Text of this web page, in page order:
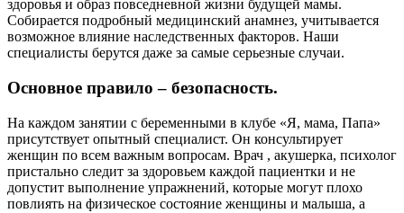
здоровья и образ повседневной жизни будущей мамы.
Собирается подробный медицинский анамнез, учитывается
возможное влияние наследственных факторов. Наши
специалисты берутся даже за самые серьезные случаи.
Основное правило – безопасность.
На каждом занятии с беременными в клубе «Я, мама, Папа»
присутствует опытный специалист. Он консультирует
женщин по всем важным вопросам. Врач , акушерка, психолог
пристально следит за здоровьем каждой пациентки и не
допустит выполнение упражнений, которые могут плохо
повлиять на физическое состояние женщины и малыша, а